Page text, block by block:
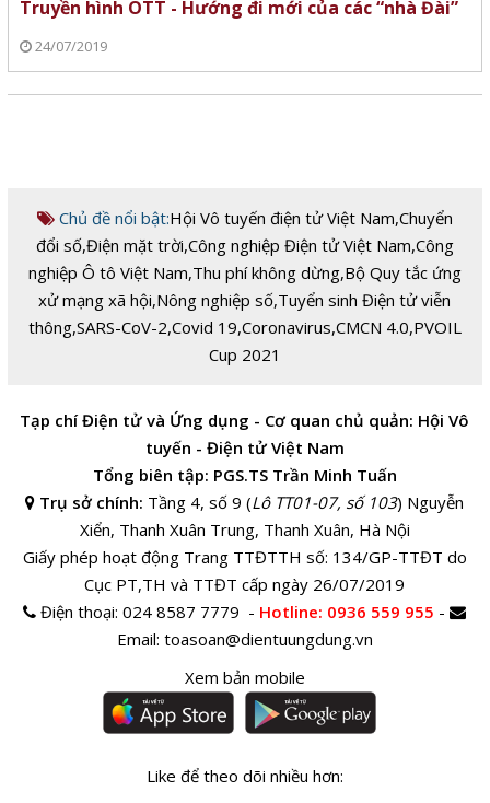
Truyền hình OTT - Hướng đi mới của các “nhà Đài”
24/07/2019
Chủ đề nổi bật:Hội Vô tuyến điện tử Việt Nam,Chuyển
đổi số,Điện mặt trời,Công nghiệp Điện tử Việt Nam,Công
nghiệp Ô tô Việt Nam,Thu phí không dừng,Bộ Quy tắc ứng
xử mạng xã hội,Nông nghiệp số,Tuyển sinh Điện tử viễn
thông,SARS-CoV-2,Covid 19,Coronavirus,CMCN 4.0,PVOIL
Cup 2021
Tạp chí Điện tử và Ứng dụng - Cơ quan chủ quản: Hội Vô
tuyến - Điện tử Việt Nam
Tổng biên tập: PGS.TS Trần Minh Tuấn
Trụ sở chính: Tầng 4, số 9 (Lô TT01-07, số 103) Nguyễn
Xiển, Thanh Xuân Trung, Thanh Xuân, Hà Nội
Giấy phép hoạt động Trang TTĐTTH số: 134/GP-TTĐT do
Cục PT,TH và TTĐT cấp ngày 26/07/2019
Điện thoại:024 8587 7779 - Hotline: 0936 559 955 -
Email: toasoan@dientuungdung.vn
Xem bản mobile
Like để theo dõi nhiều hơn: